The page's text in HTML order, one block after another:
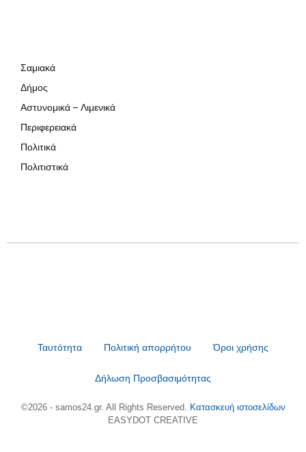
Σαμιακά
Δήμος
Αστυνομικά – Λιμενικά
Περιφερειακά
Πολιτικά
Πολιτιστικά
Ταυτότητα Πολιτική απορρήτου Όροι χρήσης
Δήλωση Προσβασιμότητας
©2026 - samos24.gr. All Rights Reserved. Κατασκευή ιστοσελίδων
EASYDOT CREATIVE